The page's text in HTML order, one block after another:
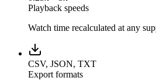
Playback speeds
Watch time recalculated at any
CSV, JSON, TXT
Export formats